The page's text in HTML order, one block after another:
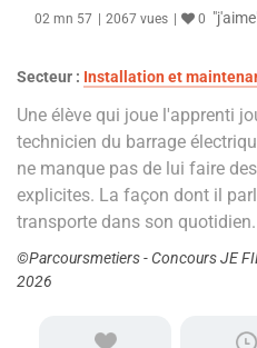
02 mn 57 2067 vues 0
Secteur : Installation et
Une élève qui joue l'apprenti
technicien du barrage
ne manque pas de lui faire
explicites. La façon dont il
transporte dans son quotidien.
©Parcoursmetiers - Concours JE
2026